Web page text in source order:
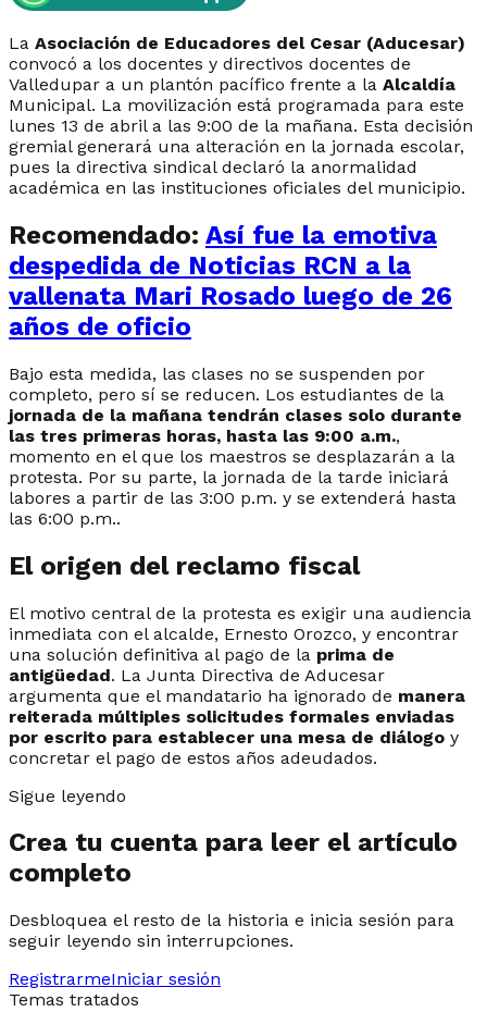
La Asociación de Educadores del Cesar (Aducesar)
convocó a los docentes y directivos docentes de
Valledupar a un plantón pacífico frente a la Alcaldía
Municipal. La movilización está programada para este
lunes 13 de abril a las 9:00 de la mañana. Esta decisión
gremial generará una alteración en la jornada escolar,
pues la directiva sindical declaró la anormalidad
académica en las instituciones oficiales del municipio.
Recomendado: Así fue la emotiva
despedida de Noticias RCN a la
vallenata Mari Rosado luego de 26
años de oficio
Bajo esta medida, las clases no se suspenden por
completo, pero sí se reducen. Los estudiantes de la
jornada de la mañana tendrán clases solo durante
las tres primeras horas, hasta las 9:00 a.m.,
momento en el que los maestros se desplazarán a la
protesta. Por su parte, la jornada de la tarde iniciará
labores a partir de las 3:00 p.m. y se extenderá hasta
las 6:00 p.m..
El origen del reclamo fiscal
El motivo central de la protesta es exigir una audiencia
inmediata con el alcalde, Ernesto Orozco, y encontrar
una solución definitiva al pago de la prima de
antigüedad. La Junta Directiva de Aducesar
argumenta que el mandatario ha ignorado de manera
reiterada múltiples solicitudes formales enviadas
por escrito para establecer una mesa de diálogo y
concretar el pago de estos años adeudados.
Sigue leyendo
Crea tu cuenta para leer el artículo
completo
Desbloquea el resto de la historia e inicia sesión para
seguir leyendo sin interrupciones.
RegistrarmeIniciar sesión
Temas tratados